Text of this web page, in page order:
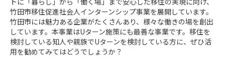
竹田市移住促進社会人インターンシップ事業を展開しています。
竹田市には魅力ある企業がたくさんあり、様々な働きの場を創出
しています。本事業はUターン施策にも最善な事業です。移住を
検討している知人や親族でUターンを検討している方に、ぜひ活
用を勧めてみてはどうでしょうか？